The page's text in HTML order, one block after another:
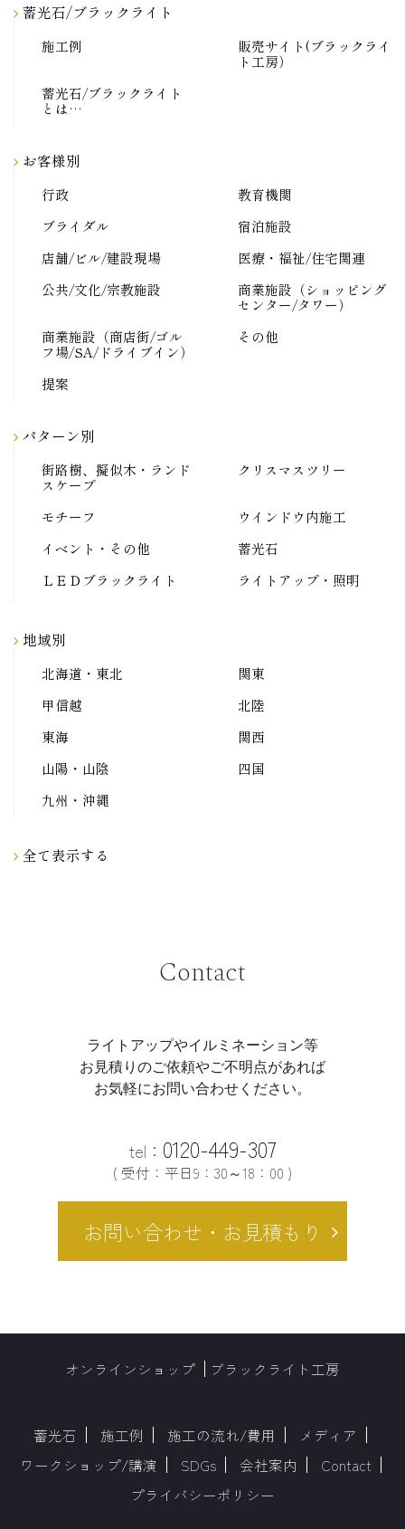
蓄光石/ブラックライト
施工例
販売サイト(ブラックライ
ト工房）
蓄光石/ブラックライト
とは…
お客様別
行政
教育機関
ブライダル
宿泊施設
店舗/ビル/建設現場
医療・福祉/住宅関連
公共/文化/宗教施設
商業施設（ショッピング
センター/タワー）
商業施設（商店街/ゴル
フ場/SA/ドライブイン）
その他
提案
パターン別
街路樹、擬似木・ランド
スケープ
クリスマスツリー
モチーフ
ウインドウ内施工
イベント・その他
蓄光石
ＬＥＤブラックライト
ライトアップ・照明
地域別
北海道・東北
関東
甲信越
北陸
東海
関西
山陽・山陰
四国
九州・沖縄
全て表示する
Contact
ライトアップやイルミネーション等
お見積りのご依頼やご不明点があれば
お気軽にお問い合わせください。
tel： 0120-449-307
( 受付：平日9：30～18：00 )
お問い合わせ・お見積もり
オンラインショップ ブラックライト工房
蓄光石 施工例 施工の流れ/費用
メディア
ワークショップ/講演
SDGs 会社案内
Contact
プライバシーポリシー